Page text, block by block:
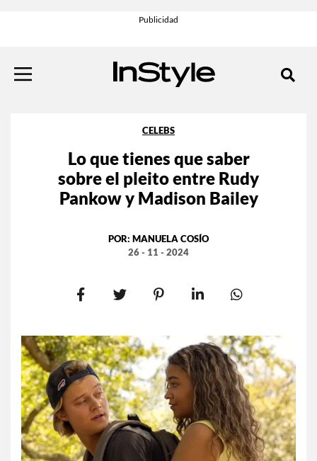
CELEBS
Lo que tienes que saber
sobre el pleito entre Rudy
Pankow y Madison Bailey
POR: MANUELA COSÍO
26 - 11 - 2024